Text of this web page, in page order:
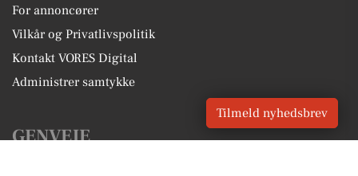
For annoncører
Vilkår og Privatlivspolitik
Kontakt VORES Digital
Administrer samtykke
GENVEJE
Tilmeld nyhedsbrev